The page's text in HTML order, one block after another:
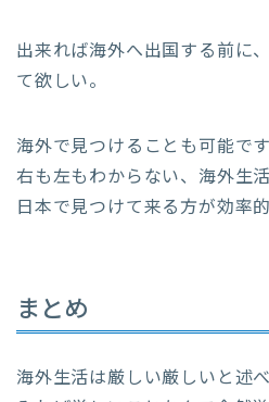
出来れば海外へ出国する前に
て欲しい。
海外で見つけることも可能で
右も左もわからない、海外生
日本で見つけて来る方が効率
まとめ
海外生活は厳しい厳しいと述